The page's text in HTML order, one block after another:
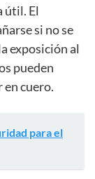
útil. El
si no se
exposición al
pueden
cuero.
para el